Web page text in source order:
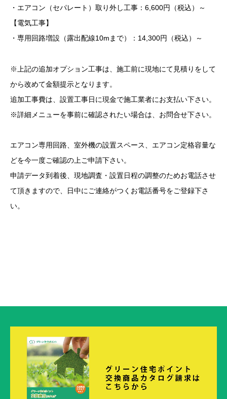
・エアコン（セパレート）取り外し工事：6,600円（税込）～
【電気工事】
・専用回路増設（露出配線10mまで）：14,300円（税込）～
※上記の追加オプション工事は、施工前に現地にて見積りをして
から改めて金額提示となります。
追加工事費は、設置工事日に現金で施工業者にお支払い下さい。
※詳細メニューを事前に確認されたい場合は、お問合せ下さい。
エアコン専用回路、室外機の設置スペース、エアコン定格容量な
どを今一度ご確認の上ご申請下さい。
申請データ到着後、現地調査・設置日程の調整のためお電話させ
て頂きますので、日中にご連絡がつくお電話番号をご登録下さ
い。